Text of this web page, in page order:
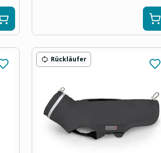
Rückläufer